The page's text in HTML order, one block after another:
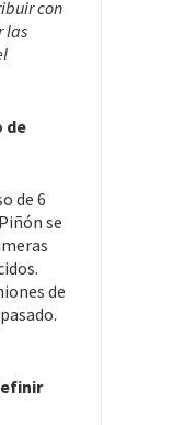
con
las
de
de 6
se
de